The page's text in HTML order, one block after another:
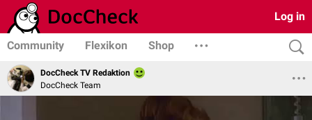
Log in
Community Flexikon Shop
DocCheck TV Redaktion
DocCheck Team